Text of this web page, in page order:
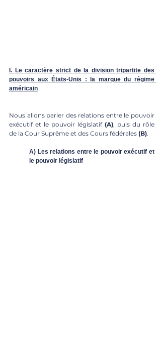
I. Le caractère strict de la division tripartite des
pouvoirs aux États-Unis : la marque du régime
américain
Nous allons parler des relations entre le pouvoir
exécutif et le pouvoir législatif (A), puis du rôle
de la Cour Suprême et des Cours fédérales (B).
A) Les relations entre le pouvoir exécutif et
le pouvoir législatif